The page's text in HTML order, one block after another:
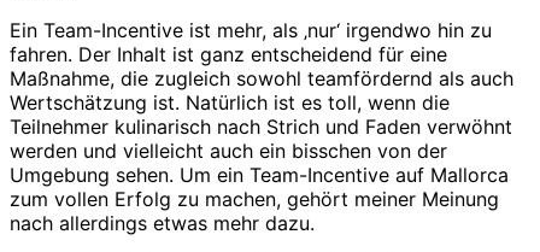
Ein Team-Incentive ist mehr, als ‚nur‘ irgendwo hin zu
fahren. Der Inhalt ist ganz entscheidend für eine
Maßnahme, die zugleich sowohl teamfördernd als auch
Wertschätzung ist. Natürlich ist es toll, wenn die
Teilnehmer kulinarisch nach Strich und Faden verwöhnt
werden und vielleicht auch ein bisschen von der
Umgebung sehen. Um ein Team-Incentive auf Mallorca
zum vollen Erfolg zu machen, gehört meiner Meinung
nach allerdings etwas mehr dazu.